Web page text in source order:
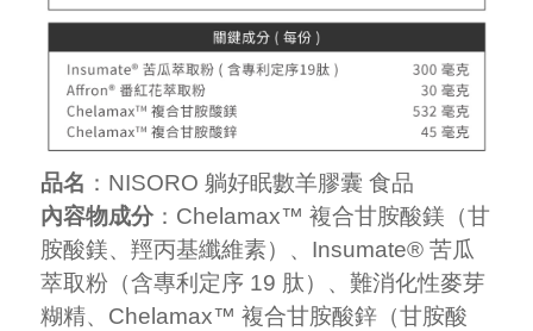
品名 ：NISORO 躺好眠數羊膠囊 食品
內容物成分 ：Chelamax™ 複合甘胺酸鎂（甘
胺酸鎂、羥丙基纖維素）、Insumate® 苦瓜
萃取粉（含專利定序 19 肽）、難消化性麥芽
糊精、Chelamax™ 複合甘胺酸鋅（甘胺酸